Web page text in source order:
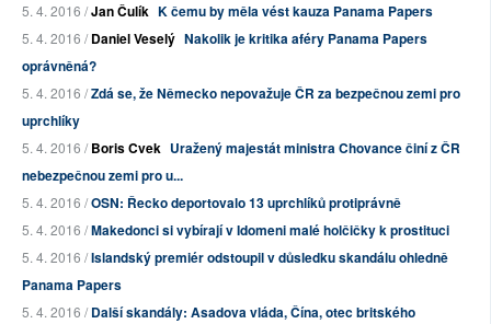
5. 4. 2016 /Jan Čulík K čemu by měla vést kauza Panama Papers
5. 4. 2016 /Daniel Veselý Nakolik je kritika aféry Panama Papers
oprávněná?
5. 4. 2016 /Zdá se, že Německo nepovažuje ČR za bezpečnou zemi pro
uprchlíky
5. 4. 2016 /Boris Cvek Uražený majestát ministra Chovance činí z ČR
nebezpečnou zemi pro u...
5. 4. 2016 /OSN: Řecko deportovalo 13 uprchlíků protiprávně
5. 4. 2016 /Makedonci si vybírají v Idomeni malé holčičky k prostituci
5. 4. 2016 /Islandský premiér odstoupil v důsledku skandálu ohledně
Panama Papers
5. 4. 2016 /Další skandály: Asadova vláda, Čína, otec britského